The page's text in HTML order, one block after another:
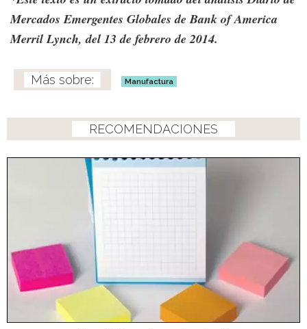
Mercados Emergentes Globales de Bank of America
Merril Lynch, del 13 de febrero de 2014.
Manufactura
RECOMENDACIONES